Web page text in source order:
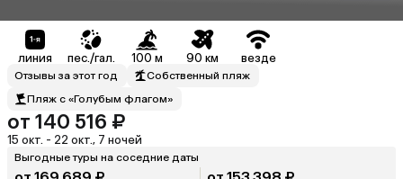
линия пес./гал. 100 м 90 км везде
Отзывы за этот год
Собственный пляж
Пляж с «Голубым флагом»
от 140 516 ₽
15 окт. - 22 окт., 7 ночей
Выгодные туры на соседние даты